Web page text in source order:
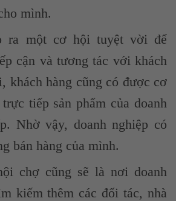
mình.
ra một cơ hội tuyệt vời để
cận và tương tác với khách
khách hàng cũng có được cơ
tiếp sản phẩm của doanh
Nhờ vậy, doanh nghiệp có
bán hàng của mình.
chợ cũng sẽ là nơi doanh
kiếm thêm các đối tác, nhà